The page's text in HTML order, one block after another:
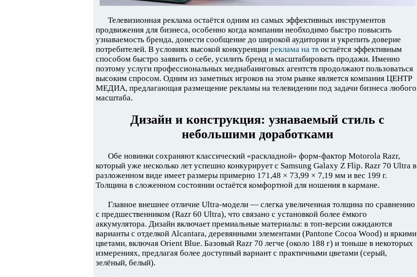
Телевизионная реклама остаётся одним из самых эффективных инструментов
продвижения для бизнеса, особенно когда компании необходимо быстро повысить
узнаваемость бренда, донести сообщение до широкой аудитории и укрепить доверие
потребителей. В условиях высокой конкуренции реклама на тв остаётся эффективным
способом быстро заявить о себе, усилить бренд и масштабировать продажи. Именно
поэтому услуги профессиональных медиабаинговых агентств продолжают пользоваться
высоким спросом. Одним из заметных игроков на этом рынке является компания ЦЕНТР
МЕДИА, предлагающая размещение рекламы на телевидении под задачи бизнеса любого
масштаба.
Дизайн и конструкция: узнаваемый стиль с
небольшими доработками
Обе новинки сохраняют классический «раскладной» форм-фактор Motorola Razr,
который уже несколько лет успешно конкурирует с Samsung Galaxy Z Flip. Razr 70 Ultra в
разложенном виде имеет размеры примерно 171,48 × 73,99 × 7,19 мм и вес 199 г.
Толщина в сложенном состоянии остаётся комфортной для ношения в кармане.
Главное внешнее отличие Ultra-модели — слегка увеличенная толщина по сравнению
с предшественником (Razr 60 Ultra), что связано с установкой более ёмкого
аккумулятора. Дизайн включает премиальные материалы: в топ-версии ожидаются
варианты с отделкой Alcantara, деревянными элементами (Pantone Cocoa Wood) и яркими
цветами, включая Orient Blue. Базовый Razr 70 легче (около 188 г) и тоньше в некоторых
измерениях, предлагая более доступный вариант с практичными цветами (серый,
зелёный, белый).